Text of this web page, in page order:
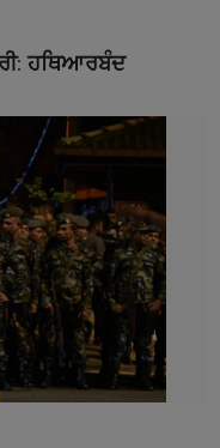
ਹਥਿਆਰਬੰਦ